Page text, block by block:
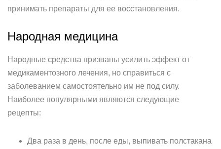
принимать препараты для ее восстановления.
Народная медицина
Народные средства призваны усилить эффект от
медикаментозного лечения, но справиться с
заболеванием самостоятельно им не под силу.
Наиболее популярными являются следующие
рецепты:
Два раза в день, после еды, выпивать полстакана